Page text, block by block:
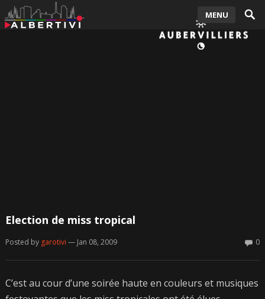
MENU
Election de miss tropical
Posted by garotivi — Jan 08, 2009 0
C’est au cour d’une soirée haute en couleurs et musiques